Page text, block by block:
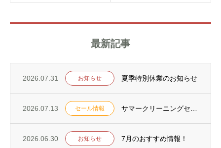
最新記事
2026.07.31 お知らせ 夏季特別休業のお知らせ
2026.07.13 セール情報 サマークリーニングセールを7月18日からスタート！
2026.06.30 お知らせ 7月のおすすめ情報！